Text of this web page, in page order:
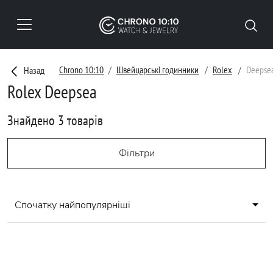
Назад Chrono 10:10 Швейцарські годинники Rolex
Rolex Deepsea
Знайдено 3 товарів
Фільтри
Спочатку найпопулярніші